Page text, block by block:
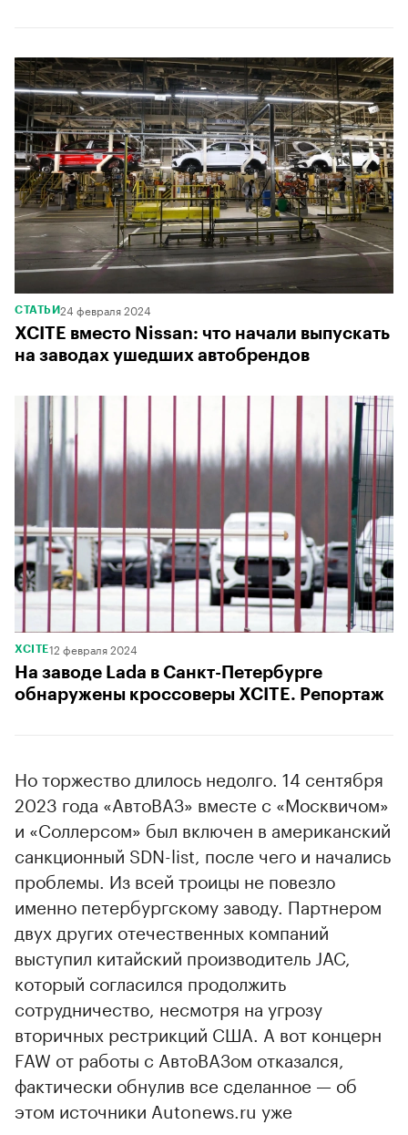
СТАТЬИ24 февраля 2024
XCITE вместо Nissan: что начали выпускать
на заводах ушедших автобрендов
XCITE12 февраля 2024
На заводе Lada в Санкт-Петербурге
обнаружены кроссоверы XCITE. Репортаж
Но торжество длилось недолго. 14 сентября
2023 года «АвтоВАЗ» вместе с «Москвичом»
и «Соллерсом» был включен в американский
санкционный SDN-list, после чего и начались
проблемы. Из всей троицы не повезло
именно петербургскому заводу. Партнером
двух других отечественных компаний
выступил китайский производитель JAC,
который согласился продолжить
сотрудничество, несмотря на угрозу
вторичных рестрикций США. А вот концерн
FAW от работы с АвтоВАЗом отказался,
фактически обнулив все сделанное — об
этом источники Autonews.ru уже